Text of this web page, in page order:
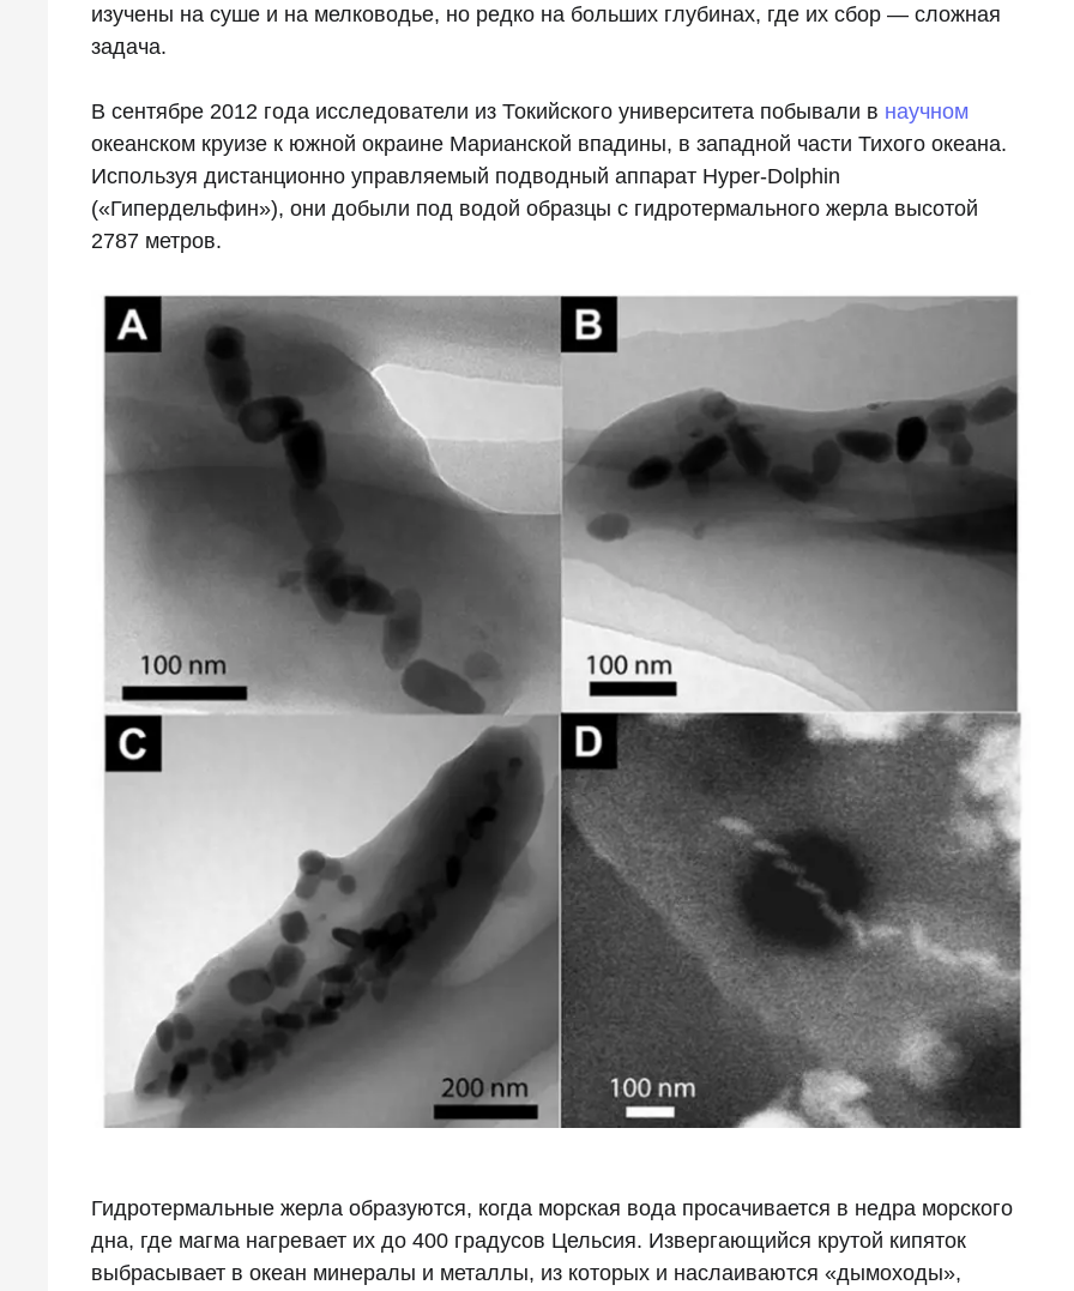
изучены на суше и на мелководье, но редко на больших глубинах, где их сбор — сложная
задача.
В сентябре 2012 года исследователи из Токийского университета побывали в научном
океанском круизе к южной окраине Марианской впадины, в западной части Тихого океана.
Используя дистанционно управляемый подводный аппарат Hyper-Dolphin
(«Гипердельфин»), они добыли под водой образцы с гидротермального жерла высотой
2787 метров.
Гидротермальные жерла образуются, когда морская вода просачивается в недра морского
дна, где магма нагревает их до 400 градусов Цельсия. Извергающийся крутой кипяток
выбрасывает в океан минералы и металлы, из которых и наслаиваются «дымоходы»,